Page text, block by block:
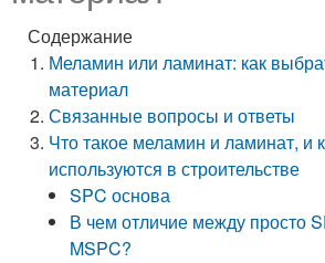
Содержание
Меламин или ламинат: как
материал
Связанные вопросы и ответы
Что такое меламин и ламинат, и
используются в строительстве
SPC основа
В чем отличие между просто
MSPC?